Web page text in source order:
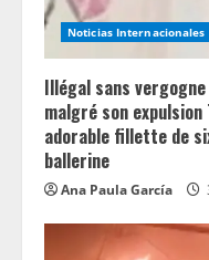
Noticias Internacionales
Illégal sans
malgré son
adorable fillette de
ballerine
Ana Paula García